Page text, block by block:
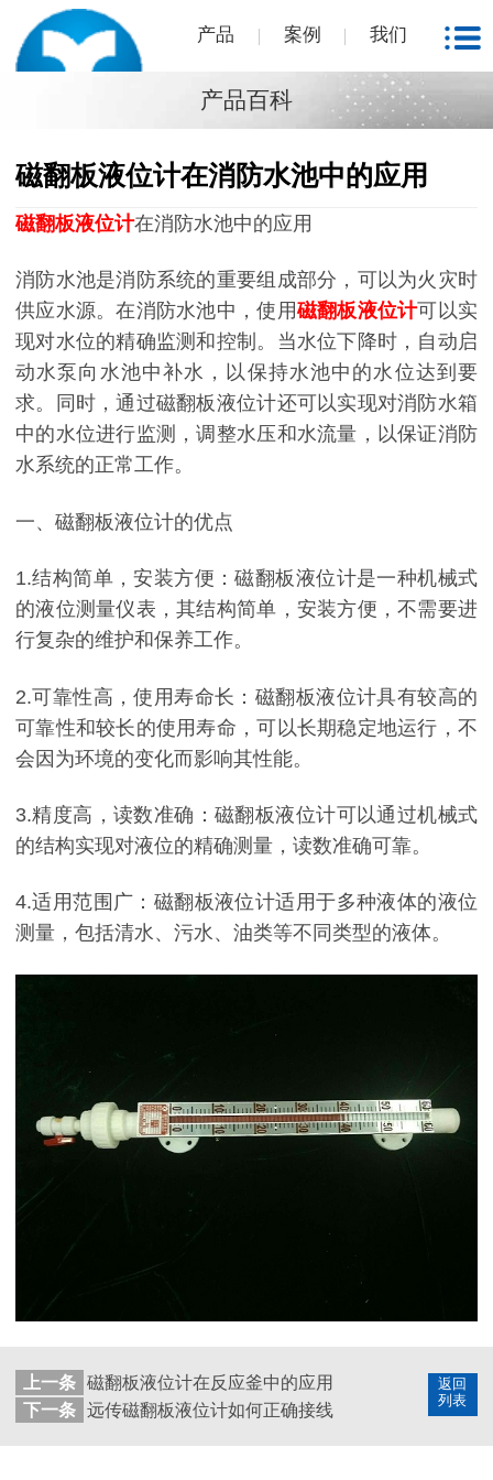
产品 案例 我们
产品百科
磁翻板液位计在消防水池中的应用
磁翻板液位计在消防水池中的应用
消防水池是消防系统的重要组成部分，可以为火灾时
供应水源。在消防水池中，使用磁翻板液位计可以实
现对水位的精确监测和控制。当水位下降时，自动启
动水泵向水池中补水，以保持水池中的水位达到要
求。同时，通过磁翻板液位计还可以实现对消防水箱
中的水位进行监测，调整水压和水流量，以保证消防
水系统的正常工作。
一、磁翻板液位计的优点
1.结构简单，安装方便：磁翻板液位计是一种机械式
的液位测量仪表，其结构简单，安装方便，不需要进
行复杂的维护和保养工作。
2.可靠性高，使用寿命长：磁翻板液位计具有较高的
可靠性和较长的使用寿命，可以长期稳定地运行，不
会因为环境的变化而影响其性能。
3.精度高，读数准确：磁翻板液位计可以通过机械式
的结构实现对液位的精确测量，读数准确可靠。
4.适用范围广：磁翻板液位计适用于多种液体的液位
测量，包括清水、污水、油类等不同类型的液体。
返回
列表
上一条 磁翻板液位计在反应釜中的应用
下一条 远传磁翻板液位计如何正确接线